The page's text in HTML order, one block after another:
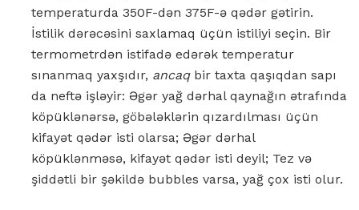
temperaturda 350F-dən 375F-ə qədər gətirin.
İstilik dərəcəsini saxlamaq üçün istiliyi seçin. Bir
termometrdən istifadə edərək temperatur
sınanmaq yaxşıdır, ancaqbir taxta qaşıqdan sapı
da neftə işləyir: Əgər yağ dərhal qaynağın ətrafında
köpüklənərsə, göbələklərin qızardılması üçün
kifayət qədər isti olarsa; Əgər dərhal
köpüklənməsə, kifayət qədər isti deyil; Tez və
şiddətli bir şəkildə bubbles varsa, yağ çox isti olur.